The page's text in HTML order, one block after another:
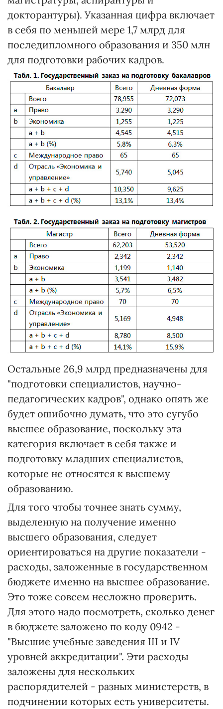
докторантуры). Указанная цифра включает
в себя по меньшей мере 1,7 млрд для
последипломного образования и 350 млн
для подготовки рабочих кадров.
Остальные 26,9 млрд предназначены для
"подготовки специалистов, научно-
педагогических кадров", однако опять же
будет ошибочно думать, что это сугубо
высшее образование, поскольку эта
категория включает в себя также и
подготовку младших специалистов,
которые не относятся к высшему
образованию.
Для того чтобы точнее знать сумму,
выделенную на получение именно
высшего образования, следует
ориентироваться на другие показатели -
расходы, заложенные в государственном
бюджете именно на высшее образование.
Это тоже совсем несложно проверить.
Для этого надо посмотреть, сколько денег
в бюджете заложено по коду 0942 -
"Высшие учебные заведения III и IV
уровней аккредитации". Эти расходы
заложены для нескольких
распорядителей - разных министерств, в
подчинении которых есть университеты.